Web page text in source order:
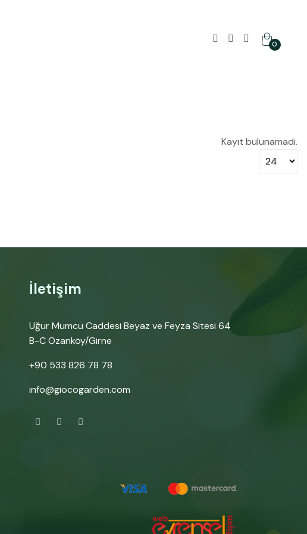
0
Kayıt bulunamadı.
İletişim
Uğur Mumcu Caddesi Beyaz ve Feyza Sitesi 64
B-C Ozanköy/Girne
+90 533 826 78 78
info@giocogarden.com